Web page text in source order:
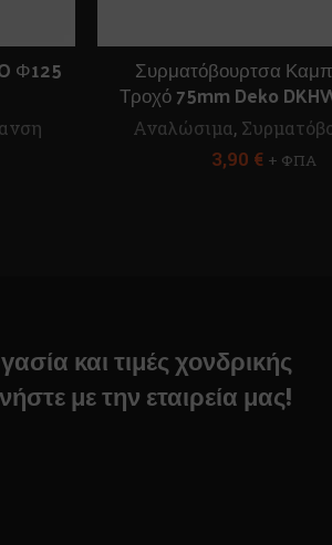
Φ125 Συρματόβουρτσα
Τροχό 75mm Deko
Αναλώσιμα,
3,90 € + ΦΠΑ
και τιμές χονδρικής
με την εταιρεία μας!